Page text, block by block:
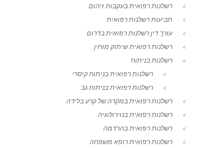
רשלנות רפואית בעקבות זיהום
תביעות רשלנות רפואית
עורך דין רשלנות רפואית בדרום
רשלנות רפואית שיתוק מוחין
רשלנות בניתוח
רשלנות רפואית בניתוח קיסרי
רשלנות רפואית בניתוח גב
רשלנות רפואית במקרה של קרע בלידה
רשלנות רפואית בנוירולוגיה
רשלנות רפואית בהרדמה
רשלנות רפואית רופא משפחה